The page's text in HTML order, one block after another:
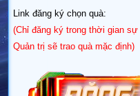
Link đăng ký chọn quà:
(Chỉ đăng ký trong thời gian
Quản trị sẽ trao quà mặc định)